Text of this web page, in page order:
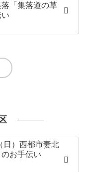
「集落道の草
日）西都市妻北
お手伝い